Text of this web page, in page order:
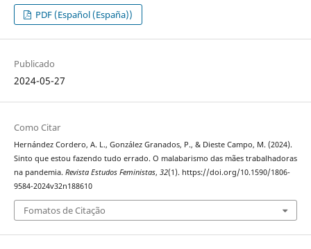
PDF (Español (España))
Publicado
2024-05-27
Como Citar
Hernández Cordero, A. L., González Granados, P., & Dieste Campo, M. (2024).
Sinto que estou fazendo tudo errado. O malabarismo das mães trabalhadoras
na pandemia. Revista Estudos Feministas, 32(1). https://doi.org/10.1590/1806-
9584-2024v32n188610
Fomatos de Citação